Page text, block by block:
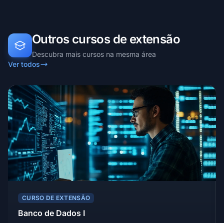
Outros cursos de extensão
Descubra mais cursos na mesma área
Ver todos
CURSO DE EXTENSÃO
Banco de Dados I